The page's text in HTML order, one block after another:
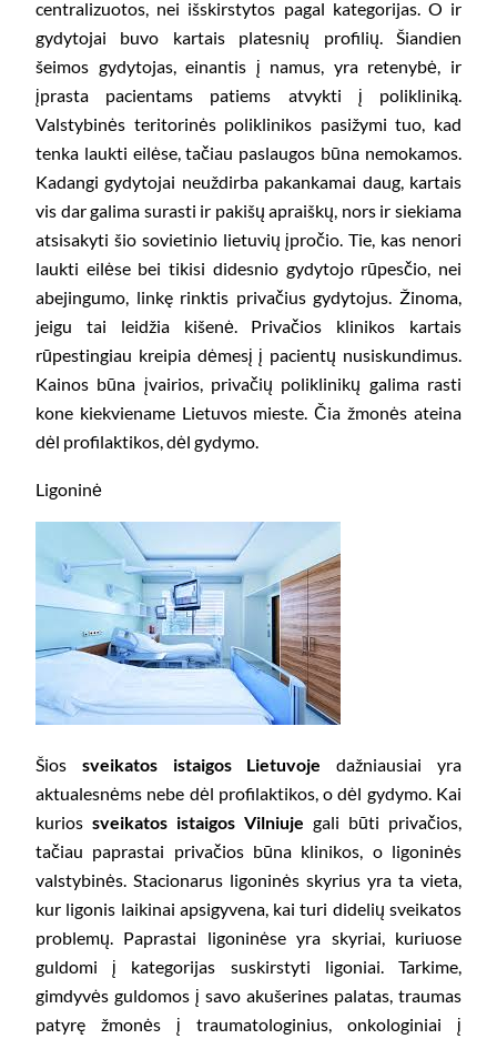
centralizuotos, nei išskirstytos pagal kategorijas. O ir
gydytojai buvo kartais platesnių profilių. Šiandien
šeimos gydytojas, einantis į namus, yra retenybė, ir
įprasta pacientams patiems atvykti į polikliniką.
Valstybinės teritorinės poliklinikos pasižymi tuo, kad
tenka laukti eilėse, tačiau paslaugos būna nemokamos.
Kadangi gydytojai neuždirba pakankamai daug, kartais
vis dar galima surasti ir pakišų apraiškų, nors ir siekiama
atsisakyti šio sovietinio lietuvių įpročio. Tie, kas nenori
laukti eilėse bei tikisi didesnio gydytojo rūpesčio, nei
abejingumo, linkę rinktis privačius gydytojus. Žinoma,
jeigu tai leidžia kišenė. Privačios klinikos kartais
rūpestingiau kreipia dėmesį į pacientų nusiskundimus.
Kainos būna įvairios, privačių poliklinikų galima rasti
kone kiekviename Lietuvos mieste. Čia žmonės ateina
dėl profilaktikos, dėl gydymo.
Ligoninė
Šios sveikatos istaigos Lietuvoje dažniausiai yra
aktualesnėms nebe dėl profilaktikos, o dėl gydymo. Kai
kurios sveikatos istaigos Vilniuje gali būti privačios,
tačiau paprastai privačios būna klinikos, o ligoninės
valstybinės. Stacionarus ligoninės skyrius yra ta vieta,
kur ligonis laikinai apsigyvena, kai turi didelių sveikatos
problemų. Paprastai ligoninėse yra skyriai, kuriuose
guldomi į kategorijas suskirstyti ligoniai. Tarkime,
gimdyvės guldomos į savo akušerines palatas, traumas
patyrę žmonės į traumatologinius, onkologiniai į